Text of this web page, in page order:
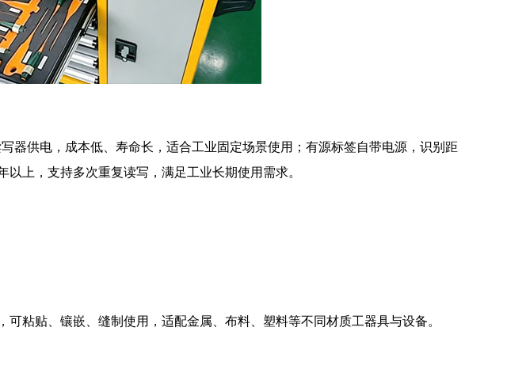
器供电，成本低、寿命长，适合工业固定场景使用；有源标签自带电源，识别距
上，支持多次重复读写，满足工业长期使用需求。
粘贴、镶嵌、缝制使用，适配金属、布料、塑料等不同材质工器具与设备。